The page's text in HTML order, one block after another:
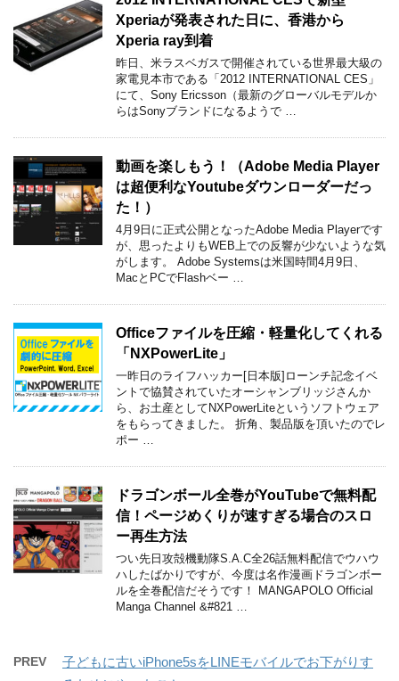
Xperiaが発表された日に、香港から
Xperia ray到着
昨日、米ラスベガスで開催されている世界最大級の
家電見本市である「2012 INTERNATIONAL CES」
にて、Sony Ericsson（最新のグローバルモデルか
らはSonyブランドになるようで …
動画を楽しもう！（Adobe Media Player
は超便利なYoutubeダウンローダーだっ
た！）
4月9日に正式公開となったAdobe Media Playerです
が、思ったよりもWEB上での反響が少ないような気
がします。 Adobe Systemsは米国時間4月9日、
MacとPCでFlashベー …
Officeファイルを圧縮・軽量化してくれる
「NXPowerLite」
一昨日のライフハッカー[日本版]ローンチ記念イベ
ントで協賛されていたオーシャンブリッジさんか
ら、お土産としてNXPowerLiteというソフトウェア
をもらってきました。 折角、製品版を頂いたのでレ
ポー …
ドラゴンボール全巻がYouTubeで無料配
信！ページめくりが速すぎる場合のスロ
ー再生方法
つい先日攻殻機動隊S.A.C全26話無料配信でウハウ
ハしたばかりですが、今度は名作漫画ドラゴンボー
ルを全巻配信だそうです！ MANGAPOLO Official
Manga Channel &#821 …
PREV
子どもに古いiPhone5sをLINEモバイルでお下がりす